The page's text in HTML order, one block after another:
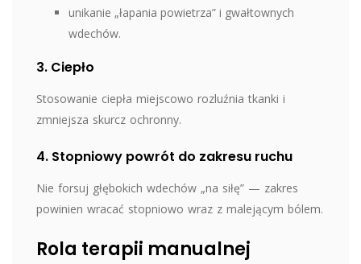
unikanie „łapania powietrza” i gwałtownych
wdechów.
3. Ciepło
Stosowanie ciepła miejscowo rozluźnia tkanki i
zmniejsza skurcz ochronny.
4. Stopniowy powrót do zakresu ruchu
Nie forsuj głębokich wdechów „na siłę” — zakres
powinien wracać stopniowo wraz z malejącym bólem.
Rola terapii manualnej